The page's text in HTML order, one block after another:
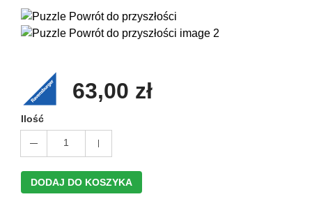
63,00 zł
Ilość
1
DODAJ DO KOSZYKA